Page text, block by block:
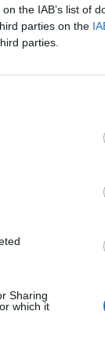
the IAB’s list of
parties on the
parties.
Sharing
which it
– per